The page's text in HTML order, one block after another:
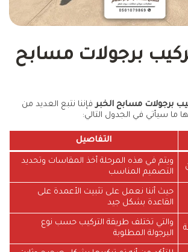
برجولات مسابح
برجولات مسابح الخبرفإننا نتبع العديد من
ما سيأتي في الجدول التالي:
التفاصيل
ويتم في هذه المرحلة أخذ المقاسات وتحديد
التصميم المناسب
حيث أننا نعمل على تثبيت الأعمدة على
القاعدة بشكل جيد
والتي تختلف طريقة التركيب حسب نوع
البرجولة المطلوبة